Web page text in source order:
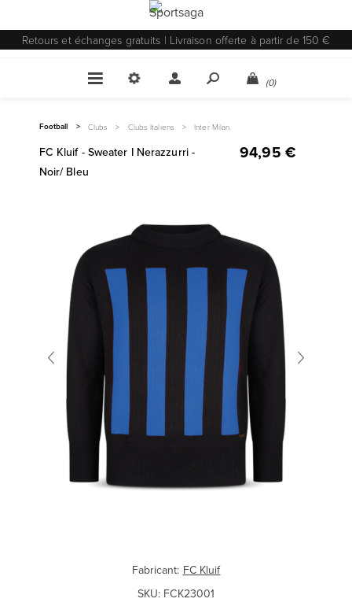
Retours et échanges gratuits | Livraison offerte à partir de 150 €
(0)
Football > Clubs > Clubs Italiens > Inter Milan
FC Kluif - Sweater I Nerazzurri -
Noir/ Bleu
94,95 €
Fabricant: FC Kluif
SKU: FCK23001